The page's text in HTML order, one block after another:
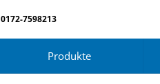
0172-7598213
Produkte